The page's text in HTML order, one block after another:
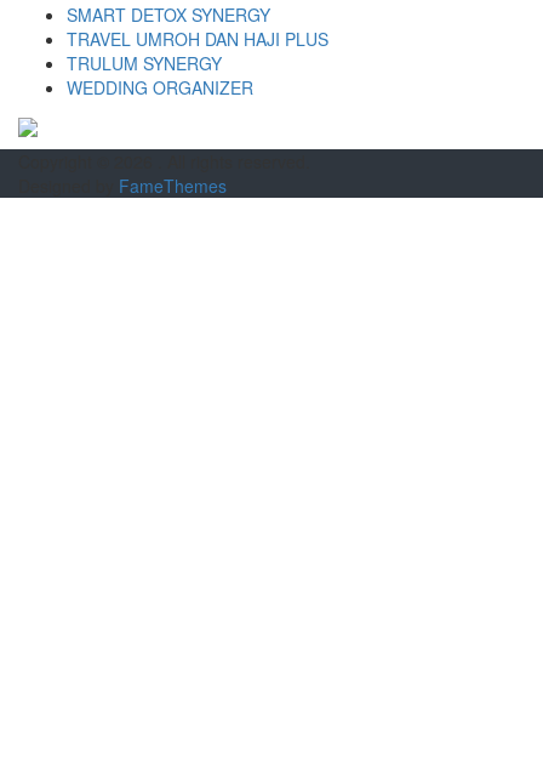
SMART DETOX SYNERGY
TRAVEL UMROH DAN HAJI PLUS
TRULUM SYNERGY
WEDDING ORGANIZER
FameThemes